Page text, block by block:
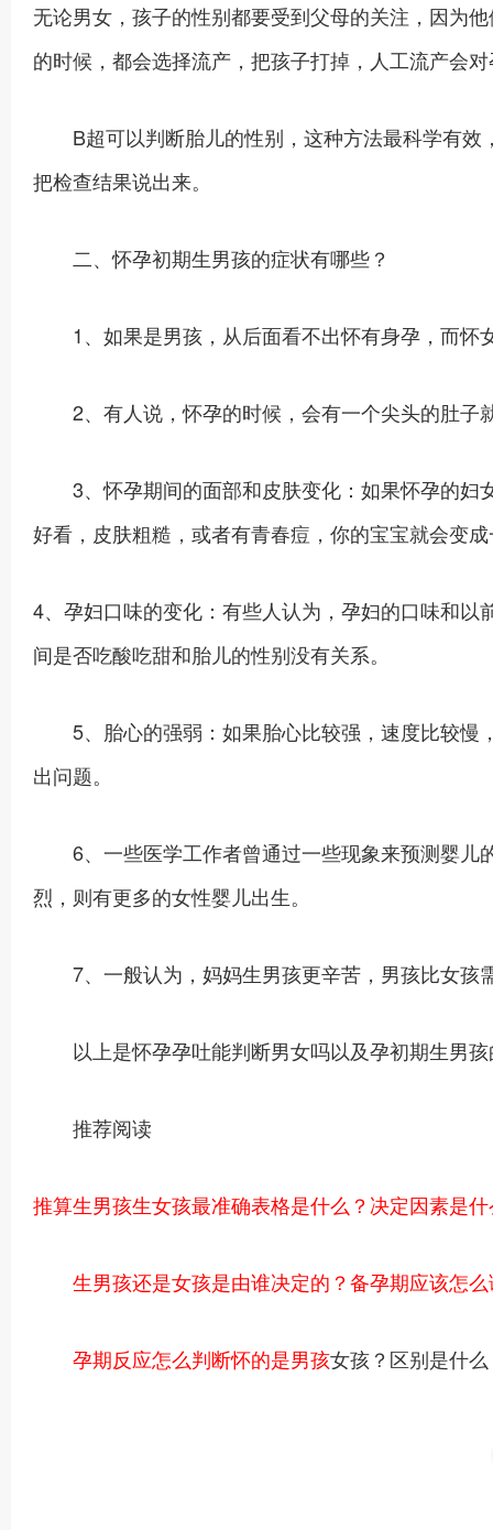
无论男女，孩子的性别都要受到父母的关注，因为
的时候，都会选择流产，把孩子打掉，人工流产会
B超可以判断胎儿的性别，这种方法最科学有效
把检查结果说出来。
二、怀孕初期生男孩的症状有哪些？
1、如果是男孩，从后面看不出怀有身孕，而怀
2、有人说，怀孕的时候，会有一个尖头的肚子
3、怀孕期间的面部和皮肤变化：如果怀孕的妇
好看，皮肤粗糙，或者有青春痘，你的宝宝就会变
4、孕妇口味的变化：有些人认为，孕妇的口味和
间是否吃酸吃甜和胎儿的性别没有关系。
5、胎心的强弱：如果胎心比较强，速度比较慢
出问题。
6、一些医学工作者曾通过一些现象来预测婴儿
烈，则有更多的女性婴儿出生。
7、一般认为，妈妈生男孩更辛苦，男孩比女孩
以上是怀孕孕吐能判断男女吗以及孕初期生男孩
推荐阅读
推算生男孩生女孩最准确表格是什么？决定因素是
生男孩还是女孩是由谁决定的？备孕期应该怎
孕期反应怎么判断怀的是男孩女孩？区别是什